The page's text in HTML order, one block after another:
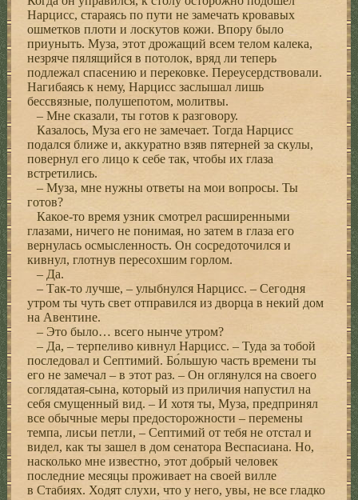
Нарцисс, стараясь по пути не замечать кровавых
ошметков плоти и лоскутов кожи. Впору было
приуныть. Муза, этот дрожащий всем телом калека,
незряче пялящийся в потолок, вряд ли теперь
подлежал спасению и перековке. Переусердствовали.
Нагибаясь к нему, Нарцисс заслышал лишь
бессвязные, полушепотом, молитвы.
– Мне сказали, ты готов к разговору.
Казалось, Муза его не замечает. Тогда Нарцисс
подался ближе и, аккуратно взяв пятерней за скулы,
повернул его лицо к себе так, чтобы их глаза
встретились.
– Муза, мне нужны ответы на мои вопросы. Ты
готов?
Какое-то время узник смотрел расширенными
глазами, ничего не понимая, но затем в глаза его
вернулась осмысленность. Он сосредоточился и
кивнул, глотнув пересохшим горлом.
– Да.
– Так-то лучше, – улыбнулся Нарцисс. – Сегодня
утром ты чуть свет отправился из дворца в некий дом
на Авентине.
– Это было… всего нынче утром?
– Да, – терпеливо кивнул Нарцисс. – Туда за тобой
последовал и Септимий. Бо́льшую часть времени ты
его не замечал – в этот раз. – Он оглянулся на своего
соглядатая-сына, который из приличия напустил на
себя смущенный вид. – И хотя ты, Муза, предпринял
все обычные меры предосторожности – перемены
темпа, лисьи петли, – Септимий от тебя не отстал и
видел, как ты зашел в дом сенатора Веспасиана. Но,
насколько мне известно, этот добрый человек
последние месяцы проживает на своей вилле
в Стабиях. Ходят слухи, что у него, увы, не все гладко